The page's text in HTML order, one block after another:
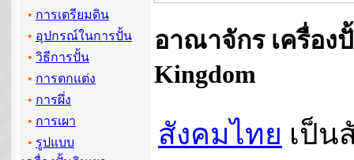
• การเตรียมดิน
• อุปกรณ์ในการปั้น
• วิธีการปั้น
• การตกแต่ง
• การผึ่ง
• การเผา
• รูปแบบ
อาณาจักร เครื่อง
Kingdom
สังคมไทย เป็น